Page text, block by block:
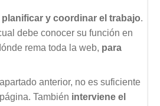
planificar y coordinar el trabajo.
debe conocer su función en
rema toda la web, para
anterior, no es suficiente
También interviene el